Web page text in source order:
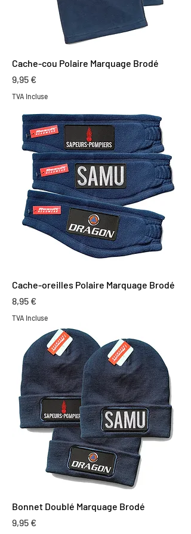
Cache-cou Polaire Marquage Brodé
Prix
9,95 €
TVA Incluse
Cache-oreilles Polaire Marquage Brodé
Prix
8,95 €
TVA Incluse
Bonnet Doublé Marquage Brodé
Prix
9,95 €